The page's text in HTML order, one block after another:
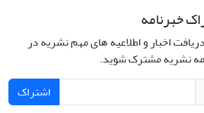
خبرنامه
اخبار و اطلاعیه های مهم نشریه در
نشریه مشترک شوید.
اشتراک